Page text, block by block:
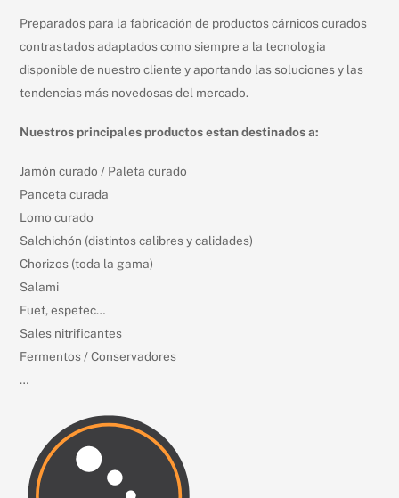
Preparados para la fabricación de productos cárnicos curados
contrastados adaptados como siempre a la tecnologia
disponible de nuestro cliente y aportando las soluciones y las
tendencias más novedosas del mercado.
Nuestros principales productos estan destinados a:
Jamón curado / Paleta curado
Panceta curada
Lomo curado
Salchichón (distintos calibres y calidades)
Chorizos (toda la gama)
Salami
Fuet, espetec…
Sales nitrificantes
Fermentos / Conservadores
…